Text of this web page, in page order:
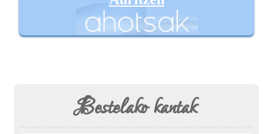
Bestelako kantak